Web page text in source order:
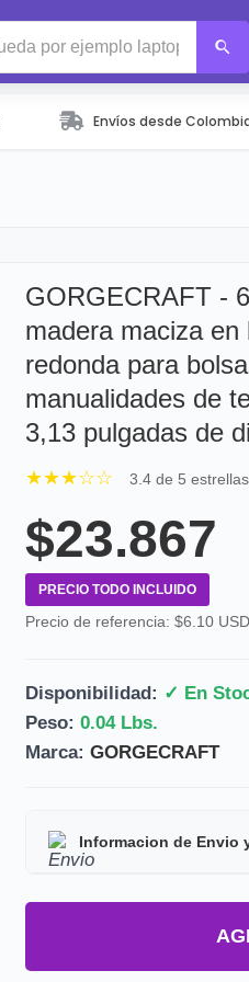
Envíos desde
GORGECRAFT -
madera maciza
redonda para
manualidades de
3,13 pulgadas de
★★★☆☆ 3.4 de 5
$23.867
PRECIO TODO INCLUIDO
Precio de referencia: $6.10 USD
Disponibilidad: ✓ En
Peso: 0.04 Lbs.
Marca: GORGECRAFT
Informacion de Envio
Tipo de producto:
Tiempo de entrega:
Precio final:Incluye